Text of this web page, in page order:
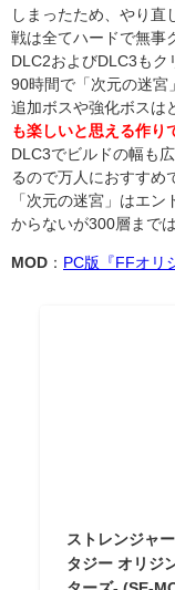
しまったため、やり直
戦は全てハードで無事
DLC2およびDLC3もク
90時間で「次元の迷宮
追加ボスや強化ボスは
も楽しいと思える作り
DLC3でビルドの幅も
るので万人におすすめ
「次元の迷宮」はエ
からないが300層まで
MOD ： PC版『FFオリ
ストレンジャ
タジー オリジ